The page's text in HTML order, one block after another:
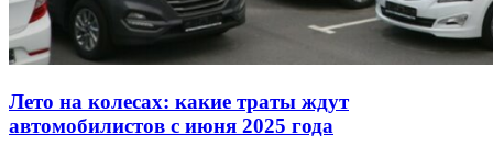
Лето на колесах: какие траты ждут
автомобилистов с июня 2025 года